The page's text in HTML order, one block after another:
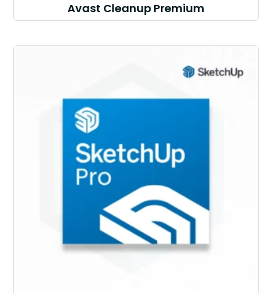
Avast Cleanup Premium